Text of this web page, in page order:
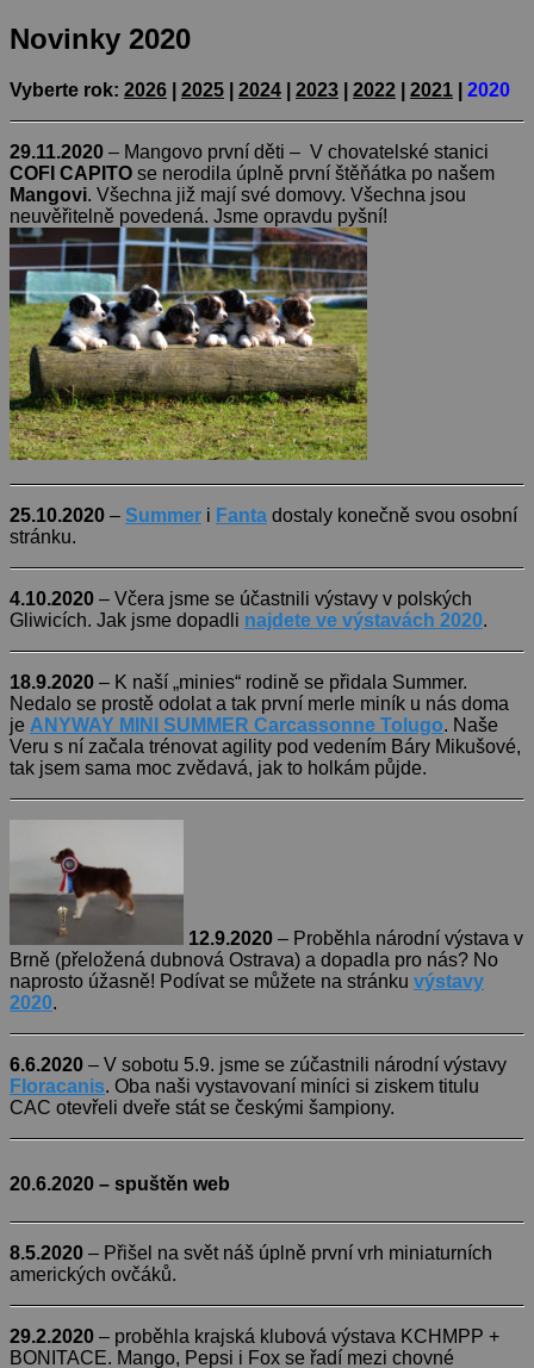
Novinky 2020
Vyberte rok: 2026 2025 2024 2023 2022 2021 2020
29.11.2020 – Mangovo první děti – V chovatelské stanici
COFI CAPITO se nerodila úplně první štěňátka po našem
Mangovi. Všechna již mají své domovy. Všechna jsou
neuvěřitelně povedená. Jsme opravdu pyšní!
25.10.2020 – Summer i Fanta dostaly konečně svou osobní
stránku.
4.10.2020 – Včera jsme se účastnili výstavy v polských
Gliwicích. Jak jsme dopadli najdete ve výstavách 2020.
18.9.2020 – K naší „minies“ rodině se přidala Summer.
Nedalo se prostě odolat a tak první merle miník u nás doma
je ANYWAY MINI SUMMER Carcassonne Tolugo. Naše
Veru s ní začala trénovat agility pod vedením Báry Mikušové,
tak jsem sama moc zvědavá, jak to holkám půjde.
12.9.2020 – Proběhla národní výstava v
Brně (přeložená dubnová Ostrava) a dopadla pro nás? No
naprosto úžasně! Podívat se můžete na stránku výstavy
2020.
6.6.2020 – V sobotu 5.9. jsme se zúčastnili národní výstavy
Floracanis. Oba naši vystavovaní miníci si ziskem titulu
CAC otevřeli dveře stát se českými šampiony.
20.6.2020 – spuštěn web
8.5.2020 – Přišel na svět náš úplně první vrh miniaturních
amerických ovčáků.
29.2.2020 – proběhla krajská klubová výstava KCHMPP +
BONITACE. Mango, Pepsi i Fox se řadí mezi chovné